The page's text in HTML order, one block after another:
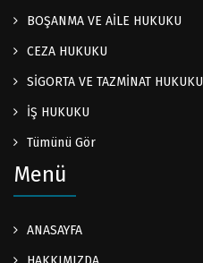
BOŞANMA VE AİLE HUKUKU
CEZA HUKUKU
SİGORTA VE TAZMİNAT HUKUKU
İŞ HUKUKU
Tümünü Gör
Menü
ANASAYFA